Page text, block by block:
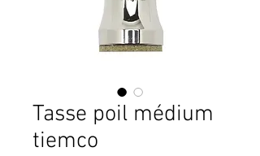
Tasse poil médium
tiemco